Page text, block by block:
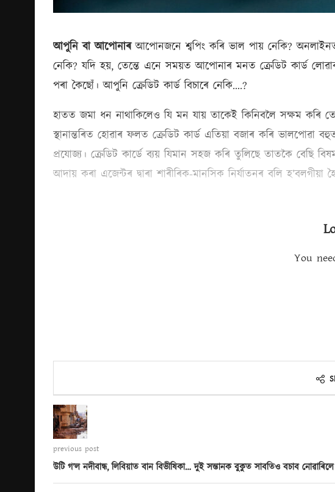
আপুনি বা আপোনাৰআপোনজনে শ্বপিং কৰি ভাল পায় নেকি?
নেকি? যদি হয়, তেন্তে এনে সময়ত আপোনাৰ মনত ক্ৰেডিট কাৰ্ড
পৰা কৈছোঁ। আপুনি ক্ৰেডিট কাৰ্ড বিচাৰে নেকি….?
হাতত জমা ধন নাথাকিলেও যি মন যায় তাকেই কিনিবলৈ সক্ষম কৰি
স্থানান্তৰিত হোৱাৰ ফলত ক্ৰেডিট কাৰ্ড এতিয়া বজাৰ কৰি ভালপোৱা
প্ৰযোজ্য। ক্ৰেডিট কার্ডে ব্যয় যিমান সহজ কৰি তুলিছে তাতকৈ বেছি
আদায় কৰা এজেন্টৰ দ্বাৰা শাৰীৰিক-মানসিক নিৰ্যাতনৰ বলি হ’বলগীয়া
You
previous post
উটি গ’ল নদীবান্ধ, লিবিয়াত বান বিভীষিকা… দুই সন্তানক বুকুত সাবতিও বচাব